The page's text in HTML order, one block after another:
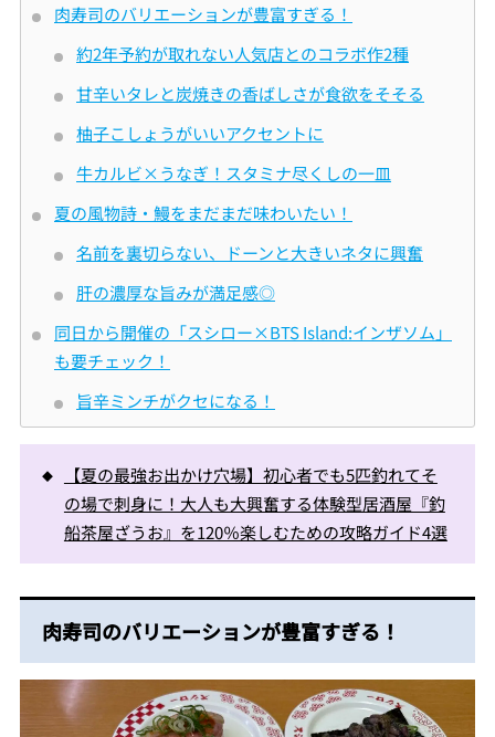
肉寿司のバリエーションが豊富すぎる！
約2年予約が取れない人気店とのコラボ作2種
甘辛いタレと炭焼きの香ばしさが食欲をそそる
柚子こしょうがいいアクセントに
牛カルビ×うなぎ！スタミナ尽くしの一皿
夏の風物詩・鰻をまだまだ味わいたい！
名前を裏切らない、ドーンと大きいネタに興奮
肝の濃厚な旨みが満足感◎
同日から開催の「スシロー×BTS Island:インザソム」
も要チェック！
旨辛ミンチがクセになる！
【夏の最強お出かけ穴場】初心者でも5匹釣れてそ
の場で刺身に！大人も大興奮する体験型居酒屋『釣
船茶屋ざうお』を120％楽しむための攻略ガイド4選
肉寿司のバリエーションが豊富すぎる！